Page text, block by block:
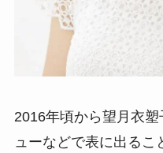
2016年頃から望月衣
ューなどで表に出るこ